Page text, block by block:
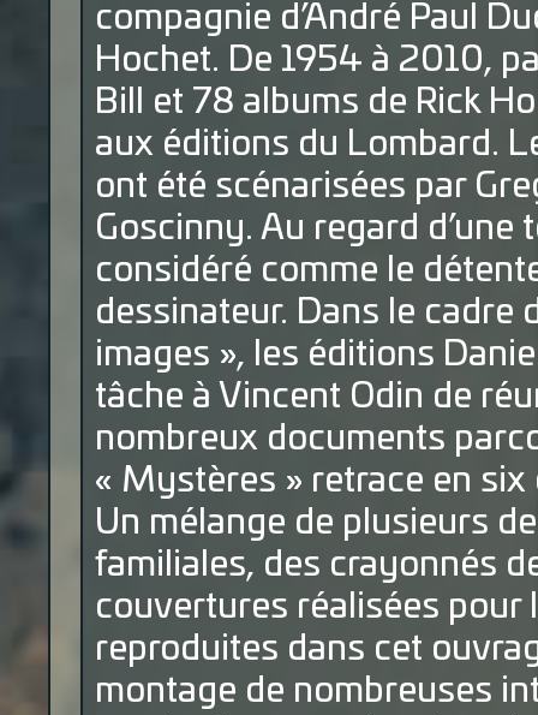
compagnie d’André Paul
Hochet. De 1954 à 2010,
Bill et 78 albums de Rick
aux éditions du Lombard.
ont été scénarisées par
Goscinny. Au regard
considéré comme le
dessinateur. Dans le cadre
images », les éditions
tâche à Vincent Odin de
nombreux documents
« Mystères » retrace en
Un mélange de plusieurs
familiales, des crayonnés
couvertures réalisées pour
reproduites dans cet
montage de nombreuses